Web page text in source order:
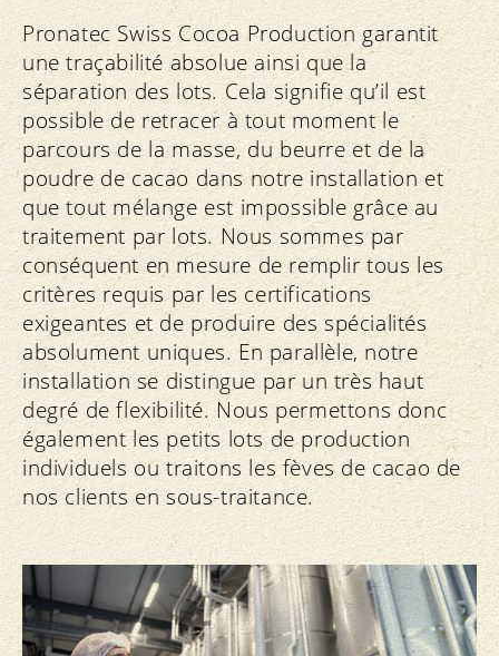
Pronatec Swiss Cocoa Production garantit
une traçabilité absolue ainsi que la
séparation des lots. Cela signifie qu’il est
possible de retracer à tout moment le
parcours de la masse, du beurre et de la
poudre de cacao dans notre installation et
que tout mélange est impossible grâce au
traitement par lots. Nous sommes par
conséquent en mesure de remplir tous les
critères requis par les certifications
exigeantes et de produire des spécialités
absolument uniques. En parallèle, notre
installation se distingue par un très haut
degré de flexibilité. Nous permettons donc
également les petits lots de production
individuels ou traitons les fèves de cacao de
nos clients en sous-traitance.